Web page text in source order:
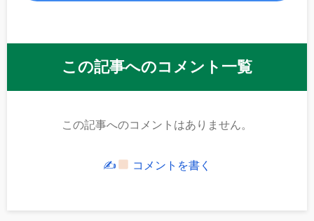
この記事へのコメント一覧
この記事へのコメントはありません。
✍ コメントを書く